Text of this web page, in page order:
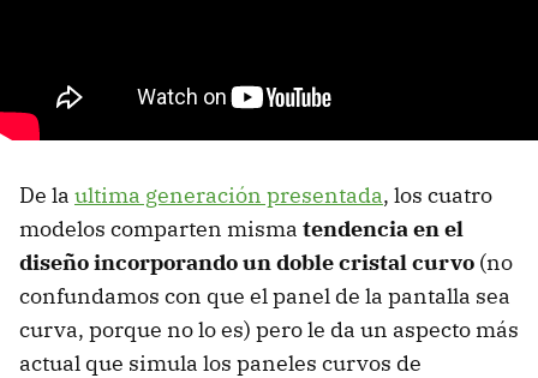
De la ultima generación presentada, los cuatro
modelos comparten misma tendencia en el
diseño incorporando un doble cristal curvo (no
confundamos con que el panel de la pantalla sea
curva, porque no lo es) pero le da un aspecto más
actual que simula los paneles curvos de